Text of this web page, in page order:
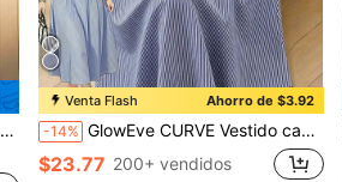
Venta Flash Ahorro de $3.92
-14% GlowEve CURVE Vestido casual de talla grande para mujer, de primavera/verano, con rayas azules, parches negros, camiseta sin mangas, cuello de camisa, manga corta, con efecto de cintura, corte evasé, adecuado para uso diario, elegante, ocio, vacaciones, trabajo, playa, fiesta, boda, estudiante
$23.77 200+ vendidos